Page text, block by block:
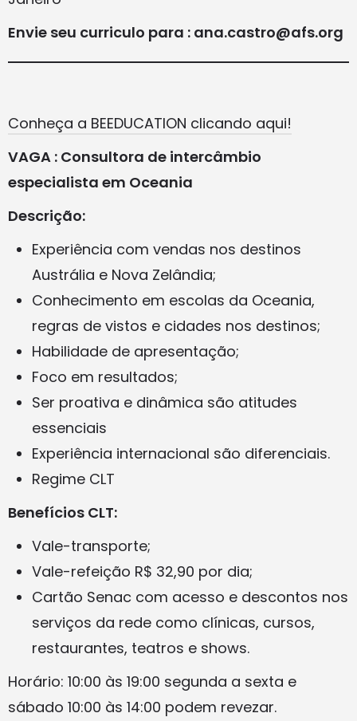
Envie seu curriculo para : ana.castro@afs.org
Conheça a BEEDUCATION clicando aqui!
VAGA : Consultora de intercâmbio
especialista em Oceania
Descrição:
Experiência com vendas nos destinos
Austrália e Nova Zelândia;
Conhecimento em escolas da Oceania,
regras de vistos e cidades nos destinos;
Habilidade de apresentação;
Foco em resultados;
Ser proativa e dinâmica são atitudes
essenciais
Experiência internacional são diferenciais.
Regime CLT
Benefícios CLT:
Vale-transporte;
Vale-refeição R$ 32,90 por dia;
Cartão Senac com acesso e descontos nos
serviços da rede como clínicas, cursos,
restaurantes, teatros e shows.
Horário: 10:00 às 19:00 segunda a sexta e
sábado 10:00 às 14:00 podem revezar.